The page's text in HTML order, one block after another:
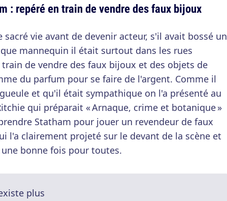
: repéré en train de vendre des faux bijoux
sacré vie avant de devenir acteur, s'il avait bossé un
mannequin il était surtout dans les rues
de vendre des faux bijoux et des objets de
du parfum pour se faire de l'argent. Comme il
et qu'il était sympathique on l'a présenté au
qui préparait « Arnaque, crime et botanique »
Statham pour jouer un revendeur de faux
l'a clairement projeté sur le devant de la scène et
bonne fois pour toutes.
plus